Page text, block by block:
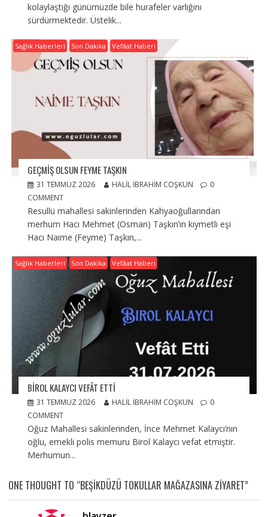
kolaylaştığı günümüzde bile hurafeler varlığını
sürdürmektedir. Üstelik...
Sağlık Haberleri Son Dakika Vefâat Haberi
GEÇMIŞ OLSUN FEYME TAŞKIN
31 TEMMUZ 2026 HALIL İBRAHIM COŞKUN
0
COMMENT
Resullü mahallesi sakinlerinden Kahyaoğullarından
merhum Hacı Mehmet (Osman) Taşkın’ın kıymetli eşi
Hacı Naime (Feyme) Taşkın,...
Sağlık Haberleri Son Dakika Vefâat Haberi
BIROL KALAYCI VEFÂT ETTI
31 TEMMUZ 2026 HALIL İBRAHIM COŞKUN
0
COMMENT
Oğuz Mahallesi sakinlerinden, İnce Mehmet Kalaycı’nın
oğlu, emekli polis memuru Birol Kalaycı vefat etmiştir.
Merhumun...
ONE THOUGHT TO “BEŞIKDÜZÜ TOKULLAR MAĞAZASINA ZIYARET”